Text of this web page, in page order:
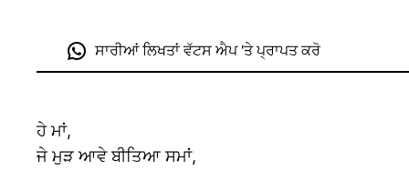
ਸਾਰੀਆਂ ਲਿਖਤਾਂ ਵੱਟਸ ਐਪ 'ਤੇ ਪ੍ਰਾਪਤ ਕਰੋ
ਹੇ ਮਾਂ,
ਜੇ ਮੁੜ ਆਵੇ ਬੀਤਿਆ ਸਮਾਂ,